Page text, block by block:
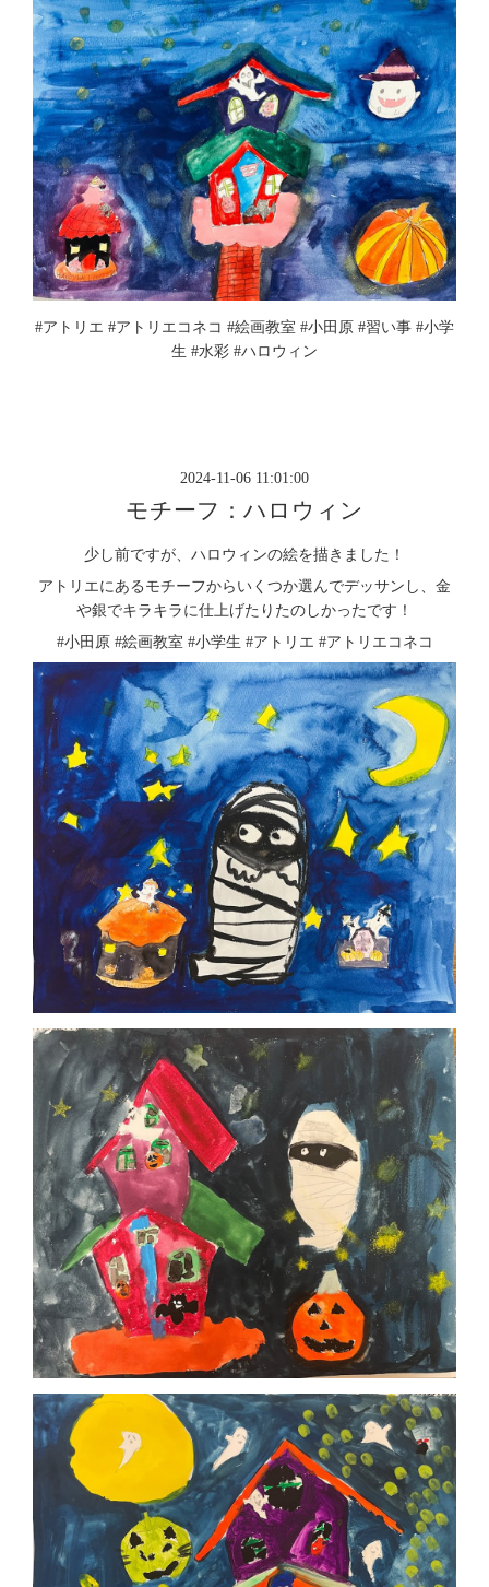
#アトリエ #アトリエコネコ #絵画教室 #小田原 #習い事 #小学
生 #水彩 #ハロウィン
2024-11-06 11:01:00
モチーフ：ハロウィン
少し前ですが、ハロウィンの絵を描きました！
アトリエにあるモチーフからいくつか選んでデッサンし、金
や銀でキラキラに仕上げたりたのしかったです！
#小田原 #絵画教室 #小学生 #アトリエ #アトリエコネコ